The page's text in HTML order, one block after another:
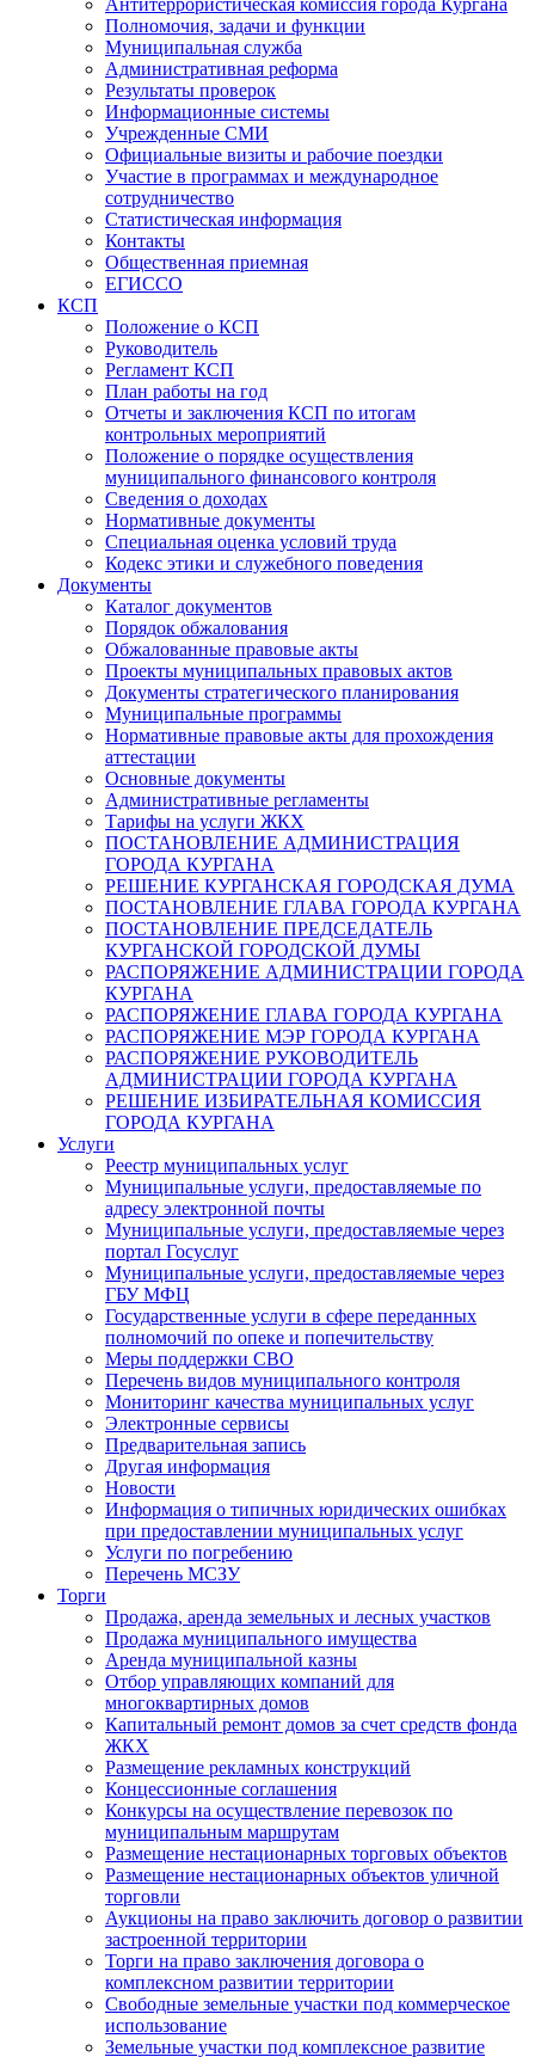
Антитеррористическая комиссия города Кургана
Полномочия, задачи и функции
Муниципальная служба
Административная реформа
Результаты проверок
Информационные системы
Учрежденные СМИ
Официальные визиты и рабочие поездки
Участие в программах и международное
сотрудничество
Статистическая информация
Контакты
Общественная приемная
ЕГИССО
КСП
Положение о КСП
Руководитель
Регламент КСП
План работы на год
Отчеты и заключения КСП по итогам
контрольных мероприятий
Положение о порядке осуществления
муниципального финансового контроля
Сведения о доходах
Нормативные документы
Специальная оценка условий труда
Кодекс этики и служебного поведения
Документы
Каталог документов
Порядок обжалования
Обжалованные правовые акты
Проекты муниципальных правовых актов
Документы стратегического планирования
Муниципальные программы
Нормативные правовые акты для прохождения
аттестации
Основные документы
Административные регламенты
Тарифы на услуги ЖКХ
ПОСТАНОВЛЕНИЕ АДМИНИСТРАЦИЯ
ГОРОДА КУРГАНА
РЕШЕНИЕ КУРГАНСКАЯ ГОРОДСКАЯ ДУМА
ПОСТАНОВЛЕНИЕ ГЛАВА ГОРОДА КУРГАНА
ПОСТАНОВЛЕНИЕ ПРЕДСЕДАТЕЛЬ
КУРГАНСКОЙ ГОРОДСКОЙ ДУМЫ
РАСПОРЯЖЕНИЕ АДМИНИСТРАЦИИ ГОРОДА
КУРГАНА
РАСПОРЯЖЕНИЕ ГЛАВА ГОРОДА КУРГАНА
РАСПОРЯЖЕНИЕ МЭР ГОРОДА КУРГАНА
РАСПОРЯЖЕНИЕ РУКОВОДИТЕЛЬ
АДМИНИСТРАЦИИ ГОРОДА КУРГАНА
РЕШЕНИЕ ИЗБИРАТЕЛЬНАЯ КОМИССИЯ
ГОРОДА КУРГАНА
Услуги
Реестр муниципальных услуг
Муниципальные услуги, предоставляемые по
адресу электронной почты
Муниципальные услуги, предоставляемые через
портал Госуслуг
Муниципальные услуги, предоставляемые через
ГБУ МФЦ
Государственные услуги в сфере переданных
полномочий по опеке и попечительству
Меры поддержки СВО
Перечень видов муниципального контроля
Мониторинг качества муниципальных услуг
Электронные сервисы
Предварительная запись
Другая информация
Новости
Информация о типичных юридических ошибках
при предоставлении муниципальных услуг
Услуги по погребению
Перечень МСЗУ
Торги
Продажа, аренда земельных и лесных участков
Продажа муниципального имущества
Аренда муниципальной казны
Отбор управляющих компаний для
многоквартирных домов
Капитальный ремонт домов за счет средств фонда
ЖКХ
Размещение рекламных конструкций
Концессионные соглашения
Конкурсы на осуществление перевозок по
муниципальным маршрутам
Размещение нестационарных торговых объектов
Размещение нестационарных объектов уличной
торговли
Аукционы на право заключить договор о развитии
застроенной территории
Торги на право заключения договора о
комплексном развитии территории
Свободные земельные участки под коммерческое
использование
Земельные участки под комплексное развитие